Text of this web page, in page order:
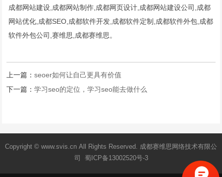
成都网站建设, 成都网站制作 ,成都网页设计,成都网站建设公司,成都
网站优化,成都SEO, 成都软件开发 ,成都软件定制,成都软件外包,成都
软件外包公司,赛维思,成都赛维思。
上一篇：seoer如何让自己更具有价值
下一篇：学习seo的定位，学习seo能去做什么
Copyright © www.svis.cn All Rights Reserved. 成都赛维思网络技术有限公
司 蜀ICP备13002520号-3